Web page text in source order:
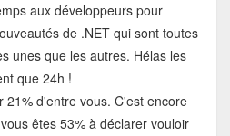
aux développeurs pour
de .NET qui sont toutes
unes que les autres. Hélas les
que 24h !
d'entre vous. C'est encore
êtes 53% à déclarer vouloir